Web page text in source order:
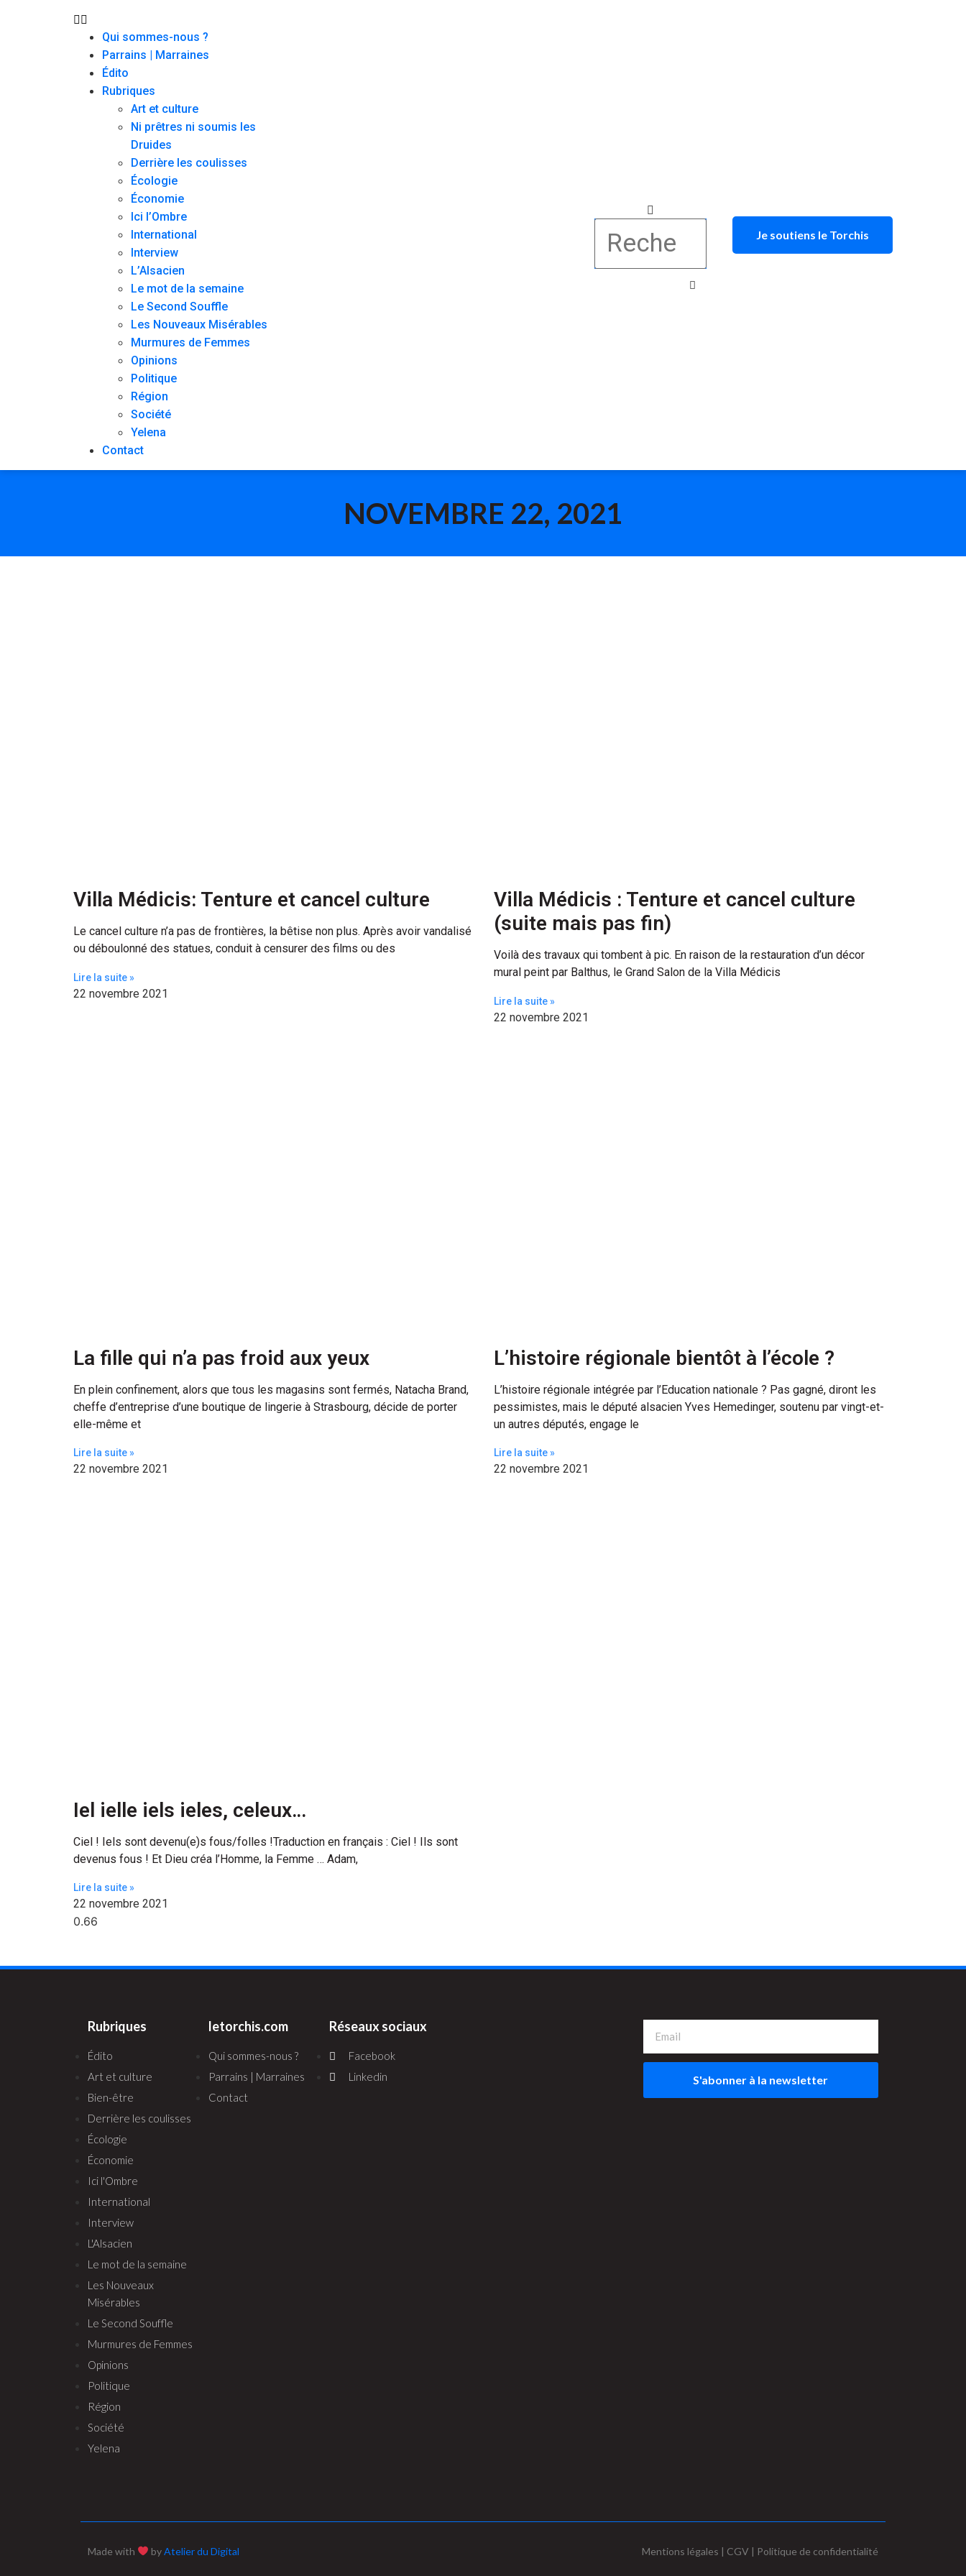
Qui sommes-nous ?
Parrains | Marraines
Édito
Rubriques
Art et culture
Ni prêtres ni soumis les
Druides
Derrière les coulisses
Écologie
Économie
Ici l’Ombre
International
Interview
L’Alsacien
Le mot de la semaine
Le Second Souffle
Les Nouveaux Misérables
Murmures de Femmes
Opinions
Politique
Région
Société
Yelena
Contact
Je soutiens le Torchis
NOVEMBRE 22, 2021
Villa Médicis: Tenture et cancel culture
Le cancel culture n’a pas de frontières, la bêtise non plus. Après avoir vandalisé
ou déboulonné des statues, conduit à censurer des films ou des
Lire la suite »
22 novembre 2021
Villa Médicis : Tenture et cancel culture
(suite mais pas fin)
Voilà des travaux qui tombent à pic. En raison de la restauration d’un décor
mural peint par Balthus, le Grand Salon de la Villa Médicis
Lire la suite »
22 novembre 2021
La fille qui n’a pas froid aux yeux
En plein confinement, alors que tous les magasins sont fermés, Natacha Brand,
cheffe d’entreprise d’une boutique de lingerie à Strasbourg, décide de porter
elle-même et
Lire la suite »
22 novembre 2021
L’histoire régionale bientôt à l’école ?
L’histoire régionale intégrée par l’Education nationale ? Pas gagné, diront les
pessimistes, mais le député alsacien Yves Hemedinger, soutenu par vingt-et-
un autres députés, engage le
Lire la suite »
22 novembre 2021
Iel ielle iels ieles, celeux…
Ciel ! Iels sont devenu(e)s fous/folles !Traduction en français : Ciel ! Ils sont
devenus fous ! Et Dieu créa l’Homme, la Femme … Adam,
Lire la suite »
22 novembre 2021
Rubriques
Édito
Art et culture
Bien-être
Derrière les coulisses
Écologie
Économie
Ici l'Ombre
International
Interview
L'Alsacien
Le mot de la semaine
Les Nouveaux
Misérables
Le Second Souffle
Murmures de Femmes
Opinions
Politique
Région
Société
Yelena
letorchis.com
Qui sommes-nous ?
Parrains | Marraines
Contact
Réseaux sociaux
Facebook
Linkedin
S'abonner à la newsletter
Made with byAtelier du Digital Mentions légales | CGV | Politique de confidentialité